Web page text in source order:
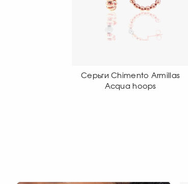
Серьги Chimento Armillas
Acqua pendant earrings